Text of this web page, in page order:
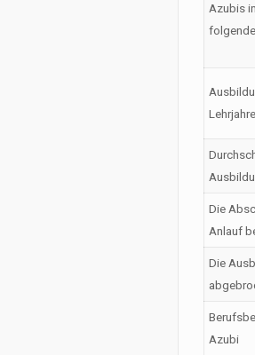
Azubis
Die
Anlauf
Die
Azubi